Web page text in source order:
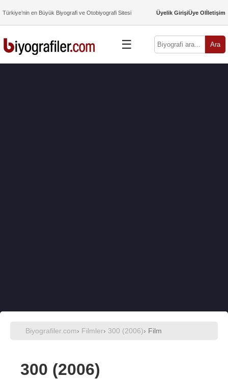
Türkiye’nin en Büyük Biyografi ve Otobiyografi Sitesi Üyelik GirişiÜye Olİletişim
☰ Ara
Biyografiler.com› Filmler› 300 (2006)› Film
300 (2006)